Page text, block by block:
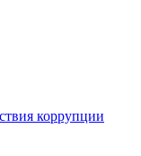
коррупции